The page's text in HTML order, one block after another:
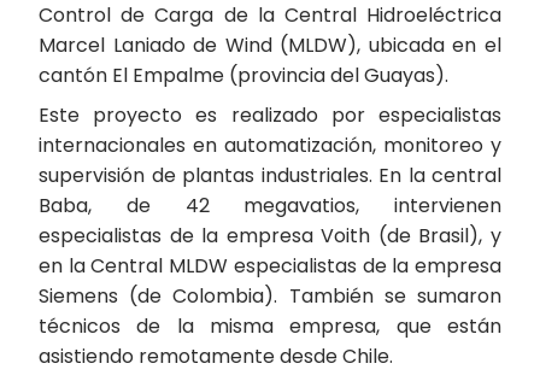
Control de Carga de la Central Hidroeléctrica
Marcel Laniado de Wind (MLDW), ubicada en el
cantón El Empalme (provincia del Guayas).
Este proyecto es realizado por especialistas
internacionales en automatización, monitoreo y
supervisión de plantas industriales. En la central
Baba, de 42 megavatios, intervienen
especialistas de la empresa Voith (de Brasil), y
en la Central MLDW especialistas de la empresa
Siemens (de Colombia). También se sumaron
técnicos de la misma empresa, que están
asistiendo remotamente desde Chile.